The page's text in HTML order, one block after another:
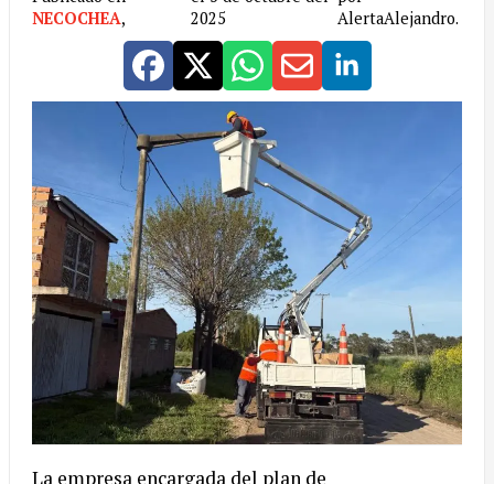
NECOCHEA,
2025
AlertaAlejandro.
La empresa encargada del plan de